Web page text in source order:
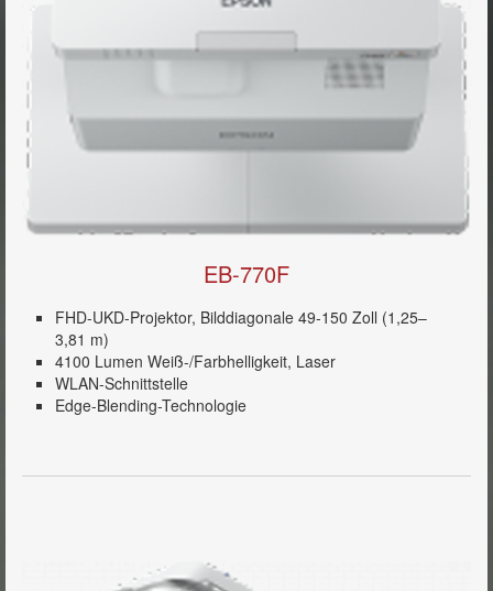
EB-770F
FHD-UKD-Projektor, Bilddiagonale 49-150 Zoll (1,25–
3,81 m)
4100 Lumen Weiß-/Farbhelligkeit, Laser
WLAN-Schnittstelle
Edge-Blending-Technologie